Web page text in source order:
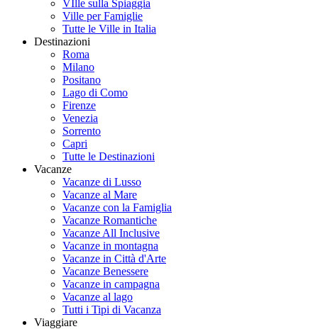
VIlle sulla Spiaggia
Ville per Famiglie
Tutte le Ville in Italia
Destinazioni
Roma
Milano
Positano
Lago di Como
Firenze
Venezia
Sorrento
Capri
Tutte le Destinazioni
Vacanze
Vacanze di Lusso
Vacanze al Mare
Vacanze con la Famiglia
Vacanze Romantiche
Vacanze All Inclusive
Vacanze in montagna
Vacanze in Città d'Arte
Vacanze Benessere
Vacanze in campagna
Vacanze al lago
Tutti i Tipi di Vacanza
Viaggiare